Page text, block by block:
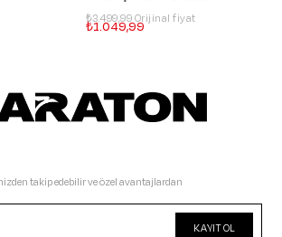
₺1.049,99
₺3.499,99
takip edebilir ve özel avantajlardan
KAYIT OL